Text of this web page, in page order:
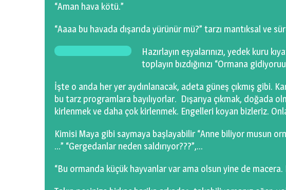
“Aman hava kötü.”
“Aaaa bu havada dışarıda yürünür mü?” tarzı mantıksal ve
Hazırlayın eşyalarınızı, yedek kuru
toplayın bızdığınızı “Ormana
İşte o anda her yer aydınlanacak, adeta güneş çıkmış gibi.
bu tarz programlara bayılıyorlar. Dışarıya çıkmak, doğada
kirlenmek ve daha çok kirlenmek. Engelleri koyan bizleriz.
Kimisi Maya gibi saymaya başlayabilir “Anne biliyor musun
…” “Gergedanlar neden saldırıyor???”,…
“Bu ormanda küçük hayvanlar var ama olsun yine de